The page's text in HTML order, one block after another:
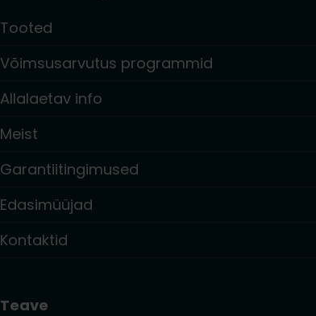
Tooted
Võimsusarvutus programmid
Allalaetav info
Meist
Garantiitingimused
Edasimüüjad
Kontaktid
Teave